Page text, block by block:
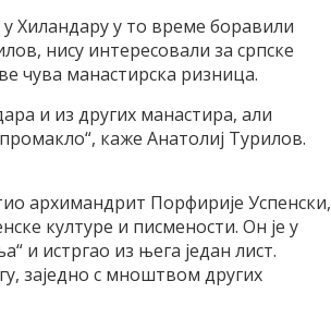
Хиландару у то време боравили
нису интересовали за српске
чува манастирска ризница.
и из других манастира, али
каже Анатолиј Турилов.
архимандрит Порфирије Успенски,
културе и писмености. Он је у
и истргао из њега један лист.
заједно с мноштвом других